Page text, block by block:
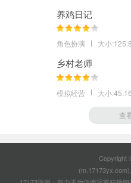
养鸡日记
角色扮演 大小
乡村老师
模拟经营 大小
查
Copyright